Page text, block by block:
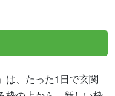
は、たった1日で玄関